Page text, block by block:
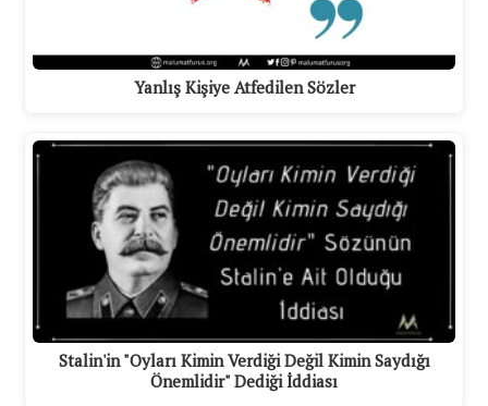
Yanlış Kişiye Atfedilen Sözler
Stalin'in "Oyları Kimin Verdiği Değil Kimin Saydığı
Önemlidir" Dediği İddiası